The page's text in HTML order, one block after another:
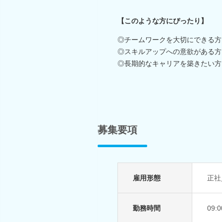
【このような方にぴったり】
◎チームワークを大切にできる方
◎スキルアップへの意欲がある方
◎長期的なキャリアを築きたい方
募集要項
雇用形態 正社
勤務時間